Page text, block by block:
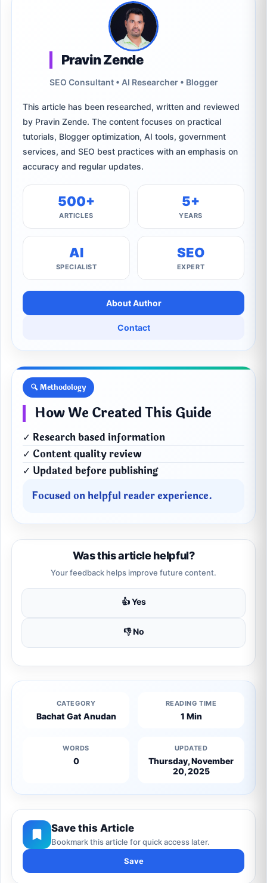
Pravin Zende
SEO Consultant • AI Researcher • Blogger
This article has been researched, written and reviewed
by Pravin Zende. The content focuses on practical
tutorials, Blogger optimization, AI tools, government
services, and SEO best practices with an emphasis on
accuracy and regular updates.
500+
ARTICLES
5+
YEARS
AI
SPECIALIST
SEO
EXPERT
About Author
Contact
🔍 Methodology
How We Created This Guide
✓ Research based information
✓ Content quality review
✓ Updated before publishing
Focused on helpful reader experience.
Was this article helpful?
Your feedback helps improve future content.
👍 Yes
👎 No
CATEGORY
Bachat Gat Anudan
READING TIME
1 Min
WORDS
0
UPDATED
Thursday, November
20, 2025
Save this Article
Bookmark this article for quick access later.
Save